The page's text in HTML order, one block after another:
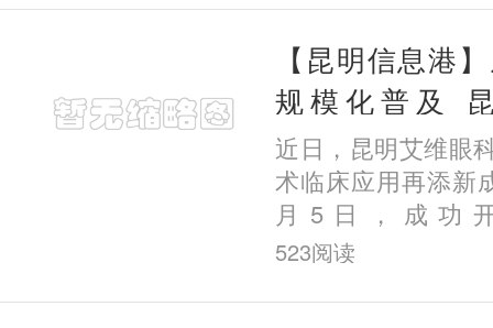
发的“
【昆明信息港
规模化普及
EVO+ ICL(V5)
例
近日，昆明艾维眼
术临床应用再添新
月5日，成功
EVO+ICL(V5)晶体
为全国率先实现这
523阅读